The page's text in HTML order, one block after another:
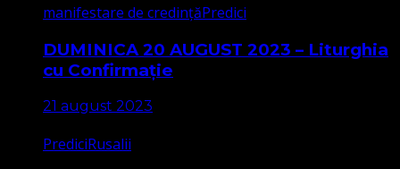
manifestare de credințăPredici
DUMINICA 20 AUGUST 2023 – Liturghia
cu Confirmație
21 august 2023
PrediciRusalii